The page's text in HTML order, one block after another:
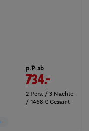
p.P. ab
734.-
2 Pers. / 3 Nächte
/ 1468 € Gesamt